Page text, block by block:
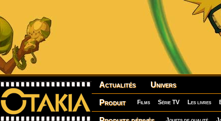
Actualités Univers
Produit Films Série TV Les livres